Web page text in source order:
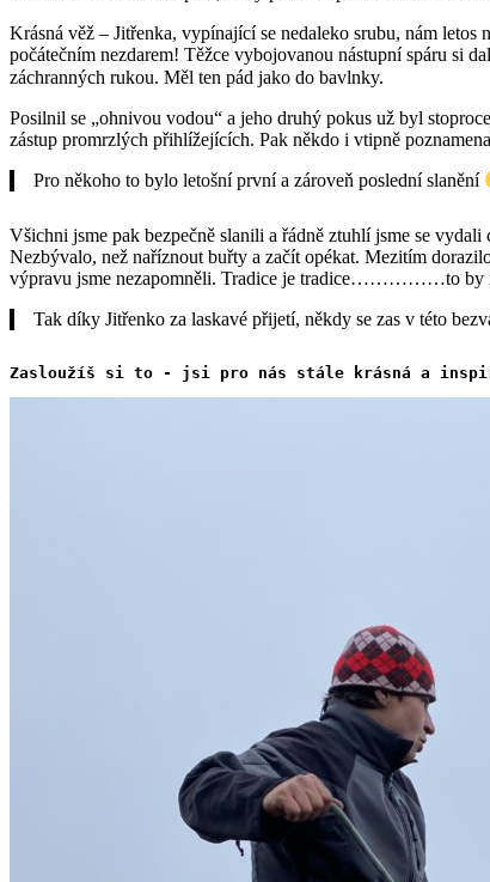
Krásná věž – Jitřenka, vypínající se nedaleko srubu, nám
počátečním nezdarem! Těžce vybojovanou nástupní spáru si
záchranných rukou. Měl ten pád jako do bavlnky.
Posilnil se „ohnivou vodou“ a jeho druhý pokus už byl
zástup promrzlých přihlížejících. Pak někdo i vtipně
Pro někoho to bylo letošní první a zároveň poslední slanění
Všichni jsme pak bezpečně slanili a řádně ztuhlí jsme se
Nezbývalo, než naříznout buřty a začít opékat. Mezitím
výpravu jsme nezapomněli. Tradice je tradice……………to by
Tak díky Jitřenko za laskavé přijetí, někdy se zas v této
Zasloužíš si to - jsi pro nás stále krásná a